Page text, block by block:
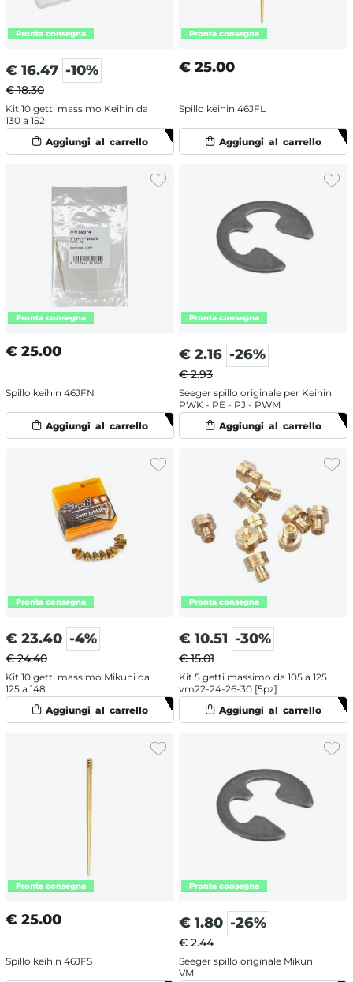
€ 16.47 -10%
€ 18.30
Kit 10 getti massimo Keihin da
130 a 152
€ 25.00
Spillo keihin 46JFL
€ 25.00
Spillo keihin 46JFN
€ 2.16 -26%
€ 2.93
Seeger spillo originale per Keihin
PWK - PE - PJ - PWM
€ 23.40 -4%
€ 24.40
Kit 10 getti massimo Mikuni da
125 a 148
€ 10.51 -30%
€ 15.01
Kit 5 getti massimo da 105 a 125
vm22-24-26-30 [5pz]
€ 25.00
Spillo keihin 46JFS
€ 1.80 -26%
€ 2.44
Seeger spillo originale Mikuni
VM